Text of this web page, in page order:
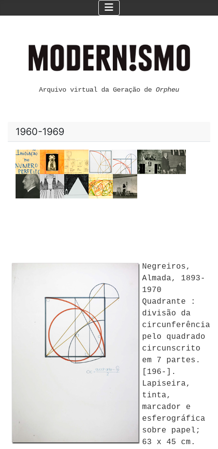
Arquivo virtual da Geração de Orpheu
1960-1969
Negreiros,
Almada, 1893-
1970
Quadrante :
divisão da
circunferência
pelo quadrado
circunscrito
em 7 partes.
[196-].
Lapiseira,
tinta,
marcador e
esferográfica
sobre papel;
63 x 45 cm.